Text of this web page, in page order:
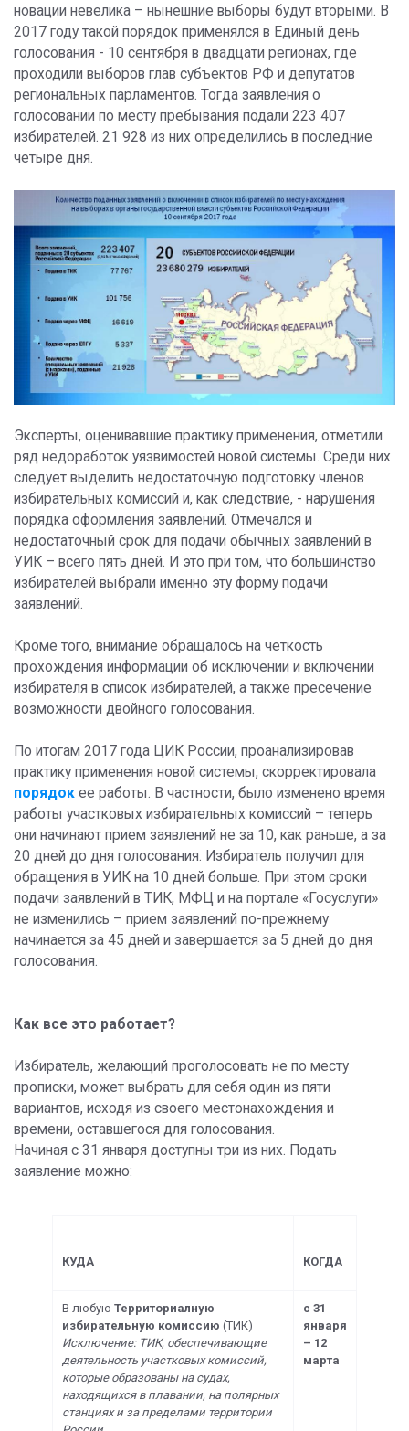
новации невелика – нынешние выборы будут вторыми. В
2017 году такой порядок применялся в Единый день
голосования - 10 сентября в двадцати регионах, где
проходили выборов глав субъектов РФ и депутатов
региональных парламентов. Тогда заявления о
голосовании по месту пребывания подали 223 407
избирателей. 21 928 из них определились в последние
четыре дня.
Эксперты, оценивавшие практику применения, отметили
ряд недоработок уязвимостей новой системы. Среди них
следует выделить недостаточную подготовку членов
избирательных комиссий и, как следствие, - нарушения
порядка оформления заявлений. Отмечался и
недостаточный срок для подачи обычных заявлений в
УИК – всего пять дней. И это при том, что большинство
избирателей выбрали именно эту форму подачи
заявлений.
Кроме того, внимание обращалось на четкость
прохождения информации об исключении и включении
избирателя в список избирателей, а также пресечение
возможности двойного голосования.
По итогам 2017 года ЦИК России, проанализировав
практику применения новой системы, скорректировала
порядок ее работы. В частности, было изменено время
работы участковых избирательных комиссий – теперь
они начинают прием заявлений не за 10, как раньше, а за
20 дней до дня голосования. Избиратель получил для
обращения в УИК на 10 дней больше. При этом сроки
подачи заявлений в ТИК, МФЦ и на портале «Госуслуги»
не изменились – прием заявлений по-прежнему
начинается за 45 дней и завершается за 5 дней до дня
голосования.
Как все это работает?
Избиратель, желающий проголосовать не по месту
прописки, может выбрать для себя один из пяти
вариантов, исходя из своего местонахождения и
времени, оставшегося для голосования.
Начиная с 31 января доступны три из них. Подать
заявление можно:
КУДА КОГДА
В любую Территориалную
избирательную комиссию (ТИК)
Исключение: ТИК, обеспечивающие
деятельность участковых комиссий,
которые образованы на судах,
находящихся в плавании, на полярных
станциях и за пределами территории
с 31
января
– 12
марта